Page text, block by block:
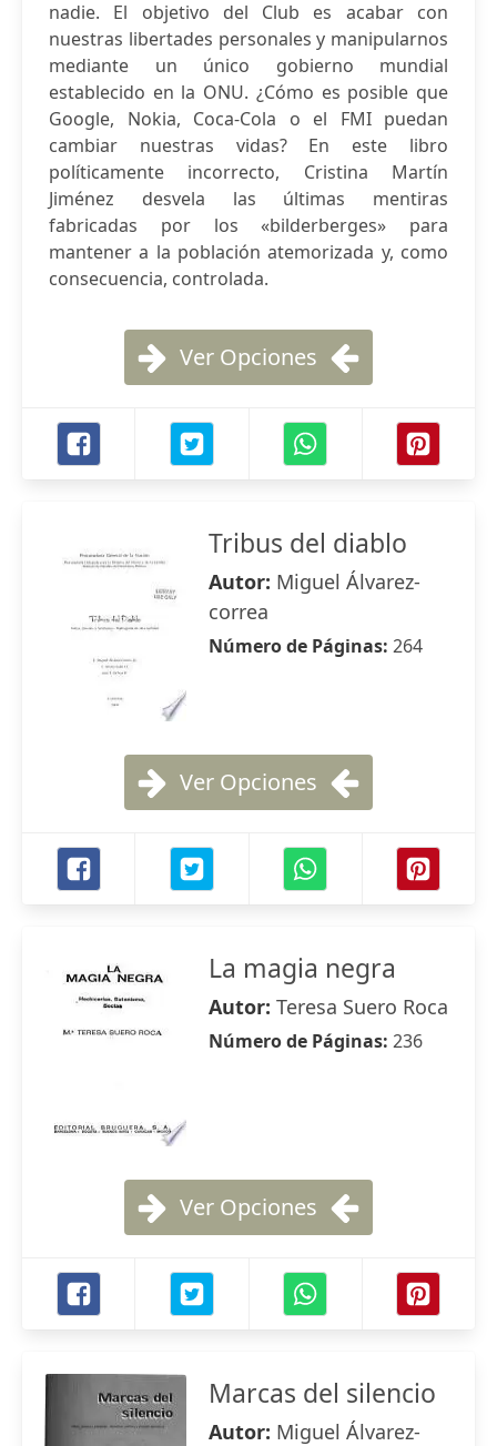
nadie. El objetivo del Club es acabar con
nuestras libertades personales y manipularnos
mediante un único gobierno mundial
establecido en la ONU. ¿Cómo es posible que
Google, Nokia, Coca-Cola o el FMI puedan
cambiar nuestras vidas? En este libro
políticamente incorrecto, Cristina Martín
Jiménez desvela las últimas mentiras
fabricadas por los «bilderberges» para
mantener a la población atemorizada y, como
consecuencia, controlada.
Ver Opciones
Tribus del diablo
Autor: Miguel Álvarez-
correa
Número de Páginas: 264
Ver Opciones
La magia negra
Autor: Teresa Suero Roca
Número de Páginas: 236
Ver Opciones
Marcas del silencio
Autor: Miguel Álvarez-